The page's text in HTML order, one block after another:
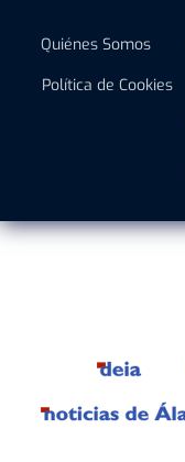
Quiénes Somos
Política de Cookies